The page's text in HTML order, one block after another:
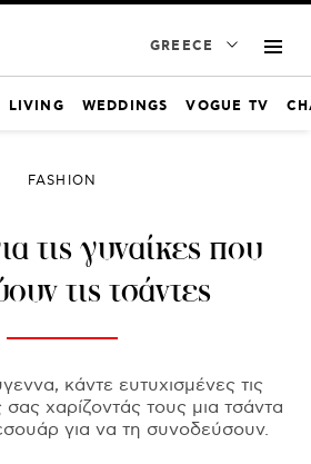
GREECE
LIVING WEDDINGS VOGUE TV
FASHION
τις γυναίκες που
τις τσάντες
κάντε ευτυχισμένες τις
χαρίζοντάς τους μια τσάντα
για να τη συνοδεύσουν.